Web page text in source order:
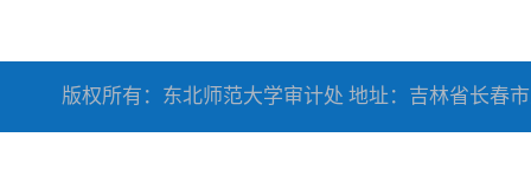
版权所有：东北师范大学审计处 地址：吉林省长春